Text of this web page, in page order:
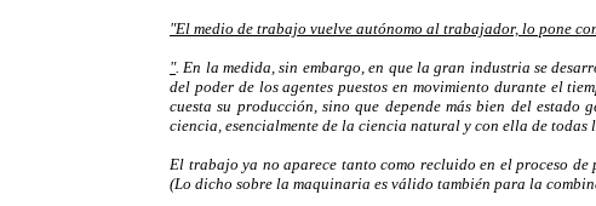
"El medio de trabajo vuelve autónomo al trabajador, lo pone
". En la medida, sin embargo, en que la gran industria se
del poder de los agentes puestos en movimiento durante el
cuesta su producción, sino que depende más bien del
ciencia, esencialmente de la ciencia natural y con ella de
El trabajo ya no aparece tanto como recluido en el proceso de
(Lo dicho sobre la maquinaria es válido también para la